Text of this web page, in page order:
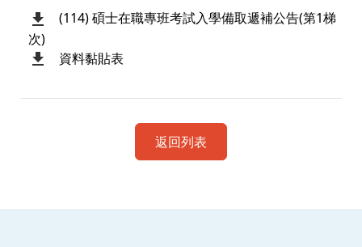
(114) 碩士在職專班考試入學備取遞補公告(第1梯
次)
資料黏貼表
返回列表